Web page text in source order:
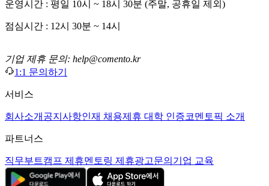
운영시간 : 평일 10시 ~ 18시 30분 (주말, 공휴일 제외)
점심시간 : 12시 30분 ~ 14시
기업 제휴 문의: help@comento.kr
1:1 문의하기
서비스
회사소개 공지사항인재 채용제휴 대학 인증코멘토픽 소개
파트너스
직무부트캠프 제휴멘토링 제휴광고문의 기업 교육